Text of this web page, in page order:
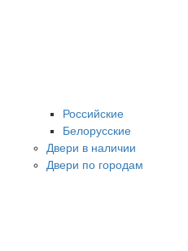
Российские
Белорусские
Двери в наличии
Двери по городам